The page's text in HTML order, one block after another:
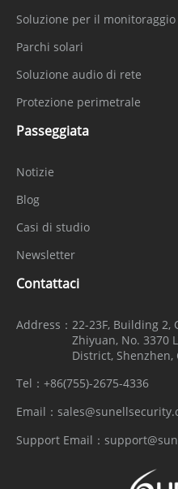
Soluzione per il
Parchi solari
Soluzione audio di rete
Protezione perimetrale
Passeggiata
Notizie
Blog
Casi di studio
Newsletter
Contattaci
Address： 22-23F, Building 2,
Zhiyuan, No. 3370
District, Shenzhen,
Tel： +86(755)-2675-4336
Email：
Support Email：